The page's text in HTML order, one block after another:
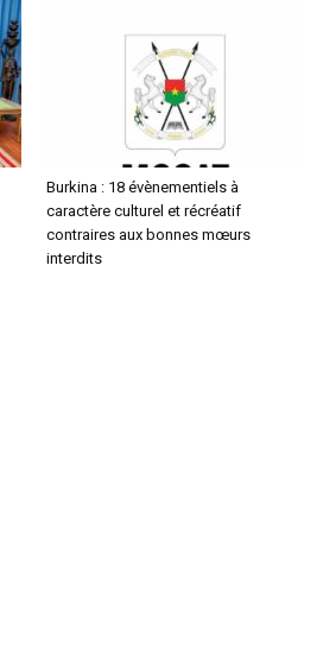
Burkina : 18 évènementiels à
caractère culturel et récréatif
contraires aux bonnes mœurs
interdits